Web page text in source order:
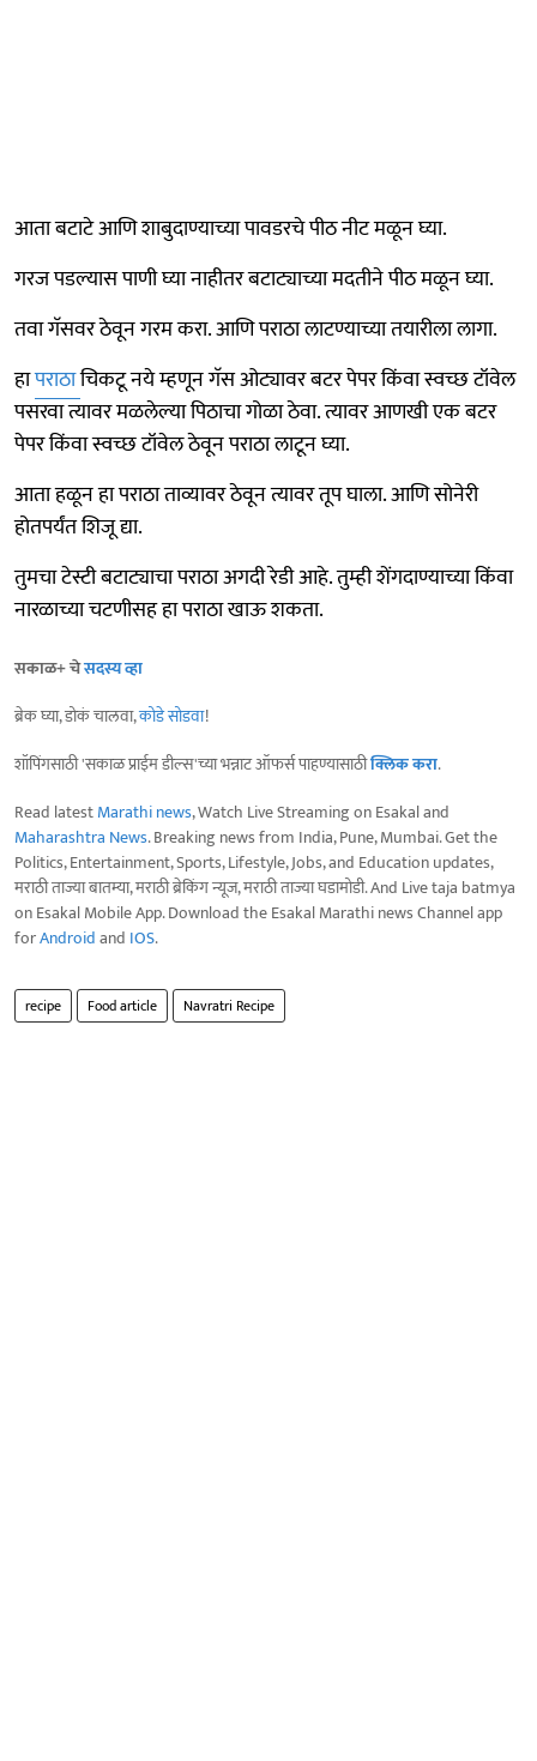
आता बटाटे आणि शाबुदाण्याच्या पावडरचे पीठ नीट मळून घ्या.
गरज पडल्यास पाणी घ्या नाहीतर बटाट्याच्या मदतीने पीठ मळून घ्या.
तवा गॅसवर ठेवून गरम करा. आणि पराठा लाटण्याच्या तयारीला लागा.
हापराठाचिकटू नये म्हणून गॅस ओट्यावर बटर पेपर किंवा स्वच्छ टॉवेल
पसरवा त्यावर मळलेल्या पिठाचा गोळा ठेवा. त्यावर आणखी एक बटर
पेपर किंवा स्वच्छ टॉवेल ठेवून पराठा लाटून घ्या.
आता हळून हा पराठा ताव्यावर ठेवून त्यावर तूप घाला. आणि सोनेरी
होतपर्यंत शिजू द्या.
तुमचा टेस्टी बटाट्याचा पराठा अगदी रेडी आहे. तुम्ही शेंगदाण्याच्या किंवा
नारळाच्या चटणीसह हा पराठा खाऊ शकता.
सकाळ+ चेसदस्य व्हा
ब्रेक घ्या, डोकं चालवा,कोडे सोडवा!
शॉपिंगसाठी 'सकाळ प्राईम डील्स'च्या भन्नाट ऑफर्स पाहण्यासाठीक्लिक करा.
Read latestMarathi news, Watch Live Streaming on Esakal and
Maharashtra News. Breaking news from India, Pune, Mumbai. Get the
Politics, Entertainment, Sports, Lifestyle, Jobs, and Education updates,
मराठी ताज्या बातम्या, मराठी ब्रेकिंग न्यूज, मराठी ताज्या घडामोडी. And Live taja batmya
on Esakal Mobile App. Download the Esakal Marathi news Channel app
forAndroidand IOS.
recipe Food article Navratri Recipe